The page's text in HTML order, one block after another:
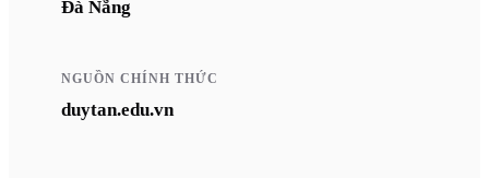
Đà Nẵng
NGUỒN CHÍNH THỨC
duytan.edu.vn